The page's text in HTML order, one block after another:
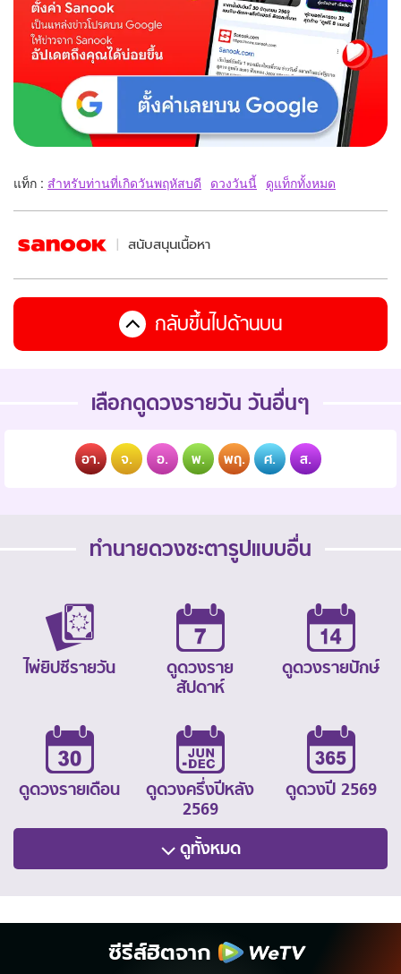
แท็ก : สำหรับท่านที่เกิดวันพฤหัสบดี ดวงวันนี้ ดูแท็กทั้งหมด
สนับสนุนเนื้อหา
กลับขึ้นไปด้านบน
เลือกดูดวงรายวัน วันอื่นๆ
อา. จ. อ. พ. พฤ. ศ. ส.
ทำนายดวงชะตารูปแบบอื่น
ไพ่ยิปซีรายวัน
ดูดวงราย
สัปดาห์
ดูดวงรายปักษ์
ดูดวงรายเดือน
ดูดวงครึ่งปีหลัง
2569
ดูดวงปี 2569
ดูทั้งหมด
ซีรีส์ฮิตจาก